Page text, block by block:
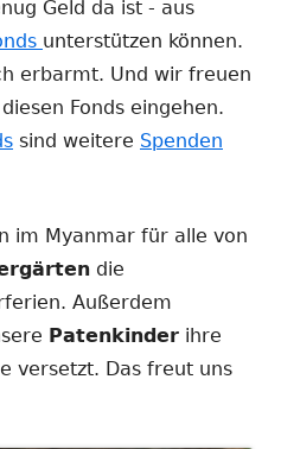
Geld da ist - aus
unterstützen können.
erbarmt. Und wir freuen
Fonds eingehen.
sind weitere Spenden
im Myanmar für alle von
die
Außerdem
Patenkinder ihre
versetzt. Das freut uns